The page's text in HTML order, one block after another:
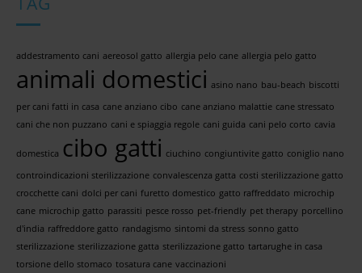
addestramento cani aereosol gatto allergia pelo cane allergia pelo gatto
animali domestici asino nano bau-beach biscotti
per cani fatti in casa cane anziano cibo cane anziano malattie cane stressato
cani che non puzzano cani e spiaggia regole cani guida cani pelo corto cavia
domestica cibo gatti ciuchino congiuntivite gatto coniglio nano
controindicazioni sterilizzazione convalescenza gatta costi sterilizzazione gatto
crocchette cani dolci per cani furetto domestico gatto raffreddato microchip
cane microchip gatto parassiti pesce rosso pet-friendly pet therapy porcellino
d'india raffreddore gatto randagismo sintomi da stress sonno gatto
sterilizzazione sterilizzazione gatta sterilizzazione gatto tartarughe in casa
torsione dello stomaco tosatura cane vaccinazioni